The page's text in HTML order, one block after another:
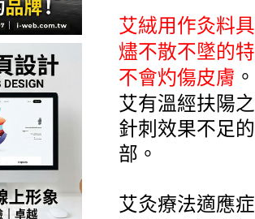
艾絨用作灸料
燼不散不墜的
不會灼傷皮膚 。
艾有溫經扶陽
針刺效果不足
部。
艾灸療法適應